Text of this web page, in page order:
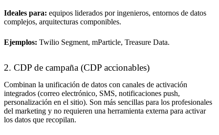
Ideales para: equipos liderados por ingenieros, entornos de datos
complejos, arquitecturas componibles.
Ejemplos: Twilio Segment, mParticle, Treasure Data.
2. CDP de campaña (CDP accionables)
Combinan la unificación de datos con canales de activación
integrados (correo electrónico, SMS, notificaciones push,
personalización en el sitio). Son más sencillas para los profesionales
del marketing y no requieren una herramienta externa para activar
los datos que recopilan.